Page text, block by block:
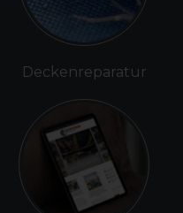
Deckenreparatur